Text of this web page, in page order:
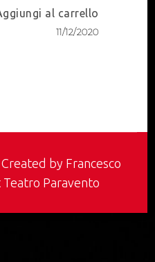
al carrello
11/12/2020
Created by Francesco
Paravento